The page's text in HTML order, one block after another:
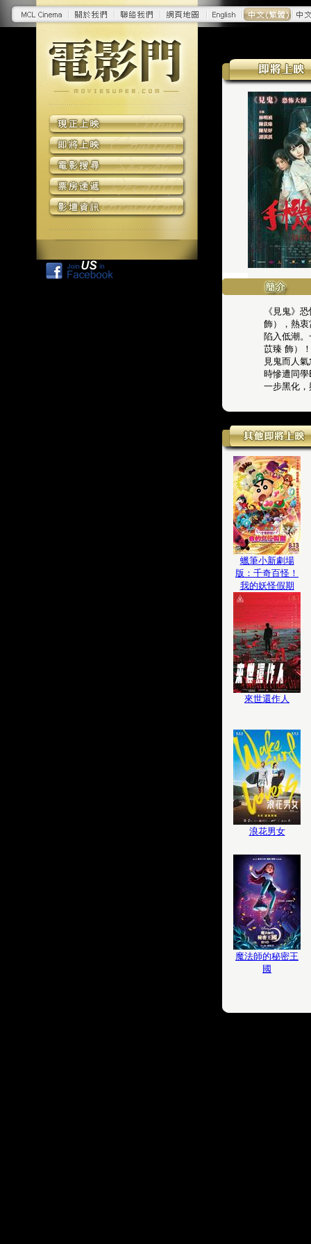
《見鬼》
飾），熱
陷入低潮
苡臻 飾）
見鬼而人
時慘遭同
一步黑化
蠟筆小新劇場
版：千奇百怪！
我的妖怪假期
來世還作人
浪花男女
魔法師的秘密王
國